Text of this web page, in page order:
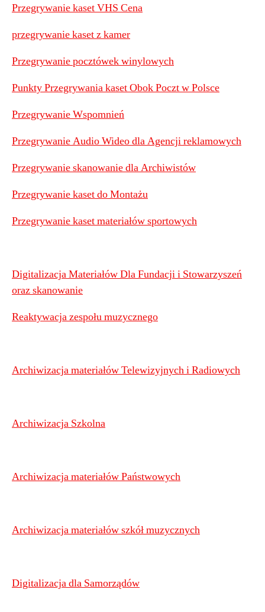
Przegrywanie kaset VHS Cena
przegrywanie kaset z kamer
Przegrywanie pocztówek winylowych
Punkty Przegrywania kaset Obok Poczt w Polsce
Przegrywanie Wspomnień
Przegrywanie Audio Wideo dla Agencji reklamowych
Przegrywanie skanowanie dla Archiwistów
Przegrywanie kaset do Montażu
Przegrywanie kaset materiałów sportowych
Digitalizacja Materiałów Dla Fundacji i Stowarzyszeń
oraz skanowanie
Reaktywacja zespołu muzycznego
Archiwizacja materiałów Telewizyjnych i Radiowych
Archiwizacja Szkolna
Archiwizacja materiałów Państwowych
Archiwizacja materiałów szkół muzycznych
Digitalizacja dla Samorządów